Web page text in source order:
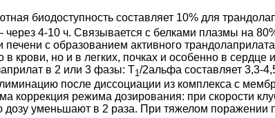
биодоступность составляет 10% для
4-10 ч. Связывается с белками плазмы на
печени с образованием активного
но и в легких, почках и особенно в сердце
в 2 или 3 фазы: T1 /2альфа составляет 3,3-
после диссоциации из комплекса с
коррекция режима дозирования: при скорости
уменьшают в 2 раза. При тяжелом поражении